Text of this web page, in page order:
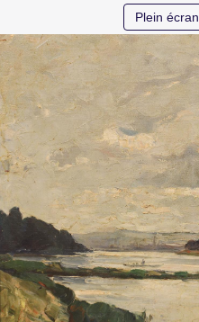
Plein écran